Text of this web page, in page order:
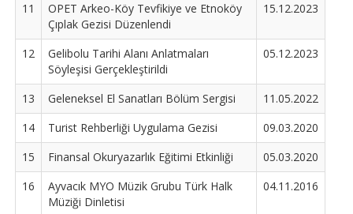
11
OPET Arkeo-Köy Tevfikiye ve Etnoköy
Çıplak Gezisi Düzenlendi
15.12.2023
12
Gelibolu Tarihi Alanı Anlatmaları
Söyleşisi Gerçekleştirildi
05.12.2023
13 Geleneksel El Sanatları Bölüm Sergisi
11.05.2022
14
Turist Rehberliği Uygulama Gezisi
09.03.2020
15
Finansal Okuryazarlık Eğitimi Etkinliği
05.03.2020
16
Ayvacık MYO Müzik Grubu Türk Halk
Müziği Dinletisi
04.11.2016